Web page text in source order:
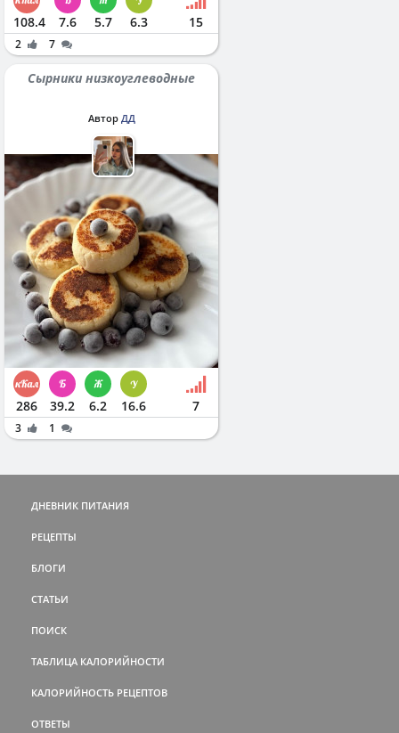
108.4 7.6 5.7 6.3 15
2 7
Сырники низкоуглеводные
Автор ДД
286 39.2 6.2 16.6 7
3 1
ДНЕВНИК ПИТАНИЯ
РЕЦЕПТЫ
БЛОГИ
СТАТЬИ
ПОИСК
ТАБЛИЦА КАЛОРИЙНОСТИ
КАЛОРИЙНОСТЬ РЕЦЕПТОВ
ОТВЕТЫ